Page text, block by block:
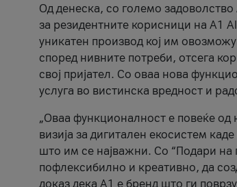
Од денеска, со големо
за резидентните корисници на А1
уникатен производ кој им
според нивните потреби, отсега
свој пријател. Со оваа нова
услуга во вистинска вредност и
„Оваа функционалност е повеќе од
визија за дигитален екосистем
што им се најважни. Со “Подари на
пофлексибилно и креативно, да
доказ дека А1 е бренд што ги